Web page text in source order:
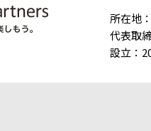
所在地
代表取
設立：